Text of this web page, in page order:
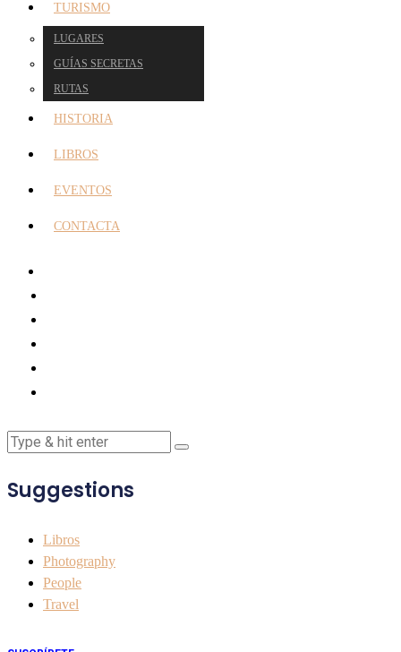
TURISMO
LUGARES
GUÍAS SECRETAS
RUTAS
HISTORIA
LIBROS
EVENTOS
CONTACTA
Suggestions
Libros
Photography
People
Travel